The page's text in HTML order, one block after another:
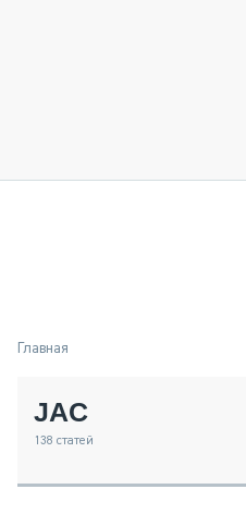
Главная
JAC
138 статей